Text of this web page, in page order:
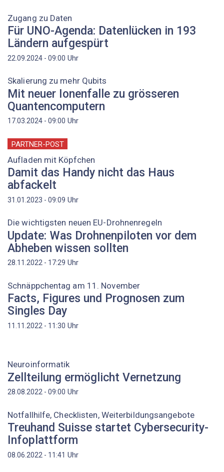
Zugang zu Daten
Für UNO-Agenda: Datenlücken in 193
Ländern aufgespürt
22.09.2024 - 09:00 Uhr
Skalierung zu mehr Qubits
Mit neuer Ionenfalle zu grösseren
Quantencomputern
17.03.2024 - 09:00 Uhr
PARTNER-POST
Aufladen mit Köpfchen
Damit das Handy nicht das Haus
abfackelt
31.01.2023 - 09:09 Uhr
Die wichtigsten neuen EU-Drohnenregeln
Update: Was Drohnenpiloten vor dem
Abheben wissen sollten
28.11.2022 - 17:29 Uhr
Schnäppchentag am 11. November
Facts, Figures und Prognosen zum
Singles Day
11.11.2022 - 11:30 Uhr
Neuroinformatik
Zellteilung ermöglicht Vernetzung
28.08.2022 - 09:00 Uhr
Notfallhilfe, Checklisten, Weiterbildungsangebote
Treuhand Suisse startet Cybersecurity-
Infoplattform
08.06.2022 - 11:41 Uhr